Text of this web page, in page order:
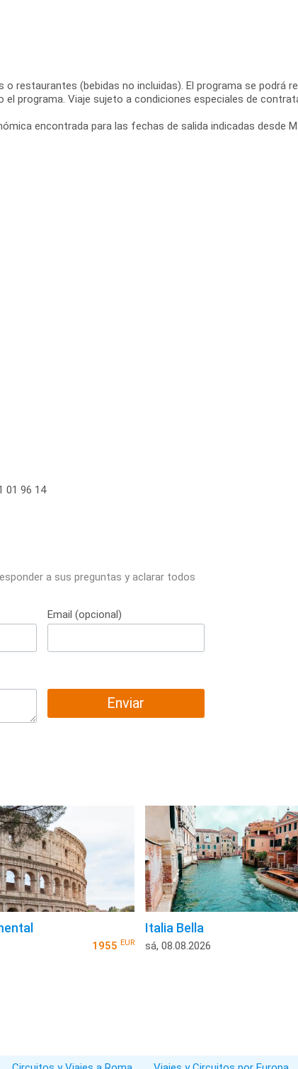
restaurantes (bebidas no incluidas). El programa se podrá
programa. Viaje sujeto a condiciones especiales de
encontrada para las fechas de salida indicadas desde
01 96 14
a sus preguntas y aclarar todos
Email (opcional)
Enviar
1955 EUR
Italia Bella
sá, 08.08.2026